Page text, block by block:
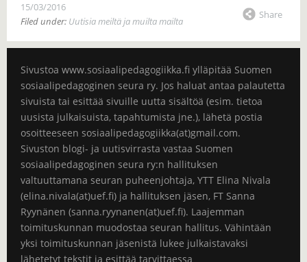
15/03/2016
Filed under: Uutisia meiltä ja muilta mailta
Share
Sivustoa www.sosiaalipedagogiikka.fi ylläpitää Suomen
sosiaalipedagoginen seura ry. Jos haluat antaa palautetta
sivuista tai esittää sivuille uutta sisältöä (esim. tietoa
uusista julkaisuista, tapahtumista jne.), lähetä postia
osoitteeseen sosiaalipedagogiikka(at)gmail.com.
Sivuston blogi- ja uutisvirrasta vastaa Suomen
sosiaalipedagoginen seura ry:n hallituksen
valtuuttamana seuran puheenjohtaja, YTT Elina Nivala
(elina.nivala(at)uef.fi) ja hallituksen jäsen, FT Sanna
Ryynänen (sanna.ryynanen(at)uef.fi). Laajemman
toimituskunnan muodostaa seuran hallitus. Vähintään
yksi toimituskunnan jäsenistä lukee julkaistavaksi
lähetetyt tekstit ja esittää tarvittaessa